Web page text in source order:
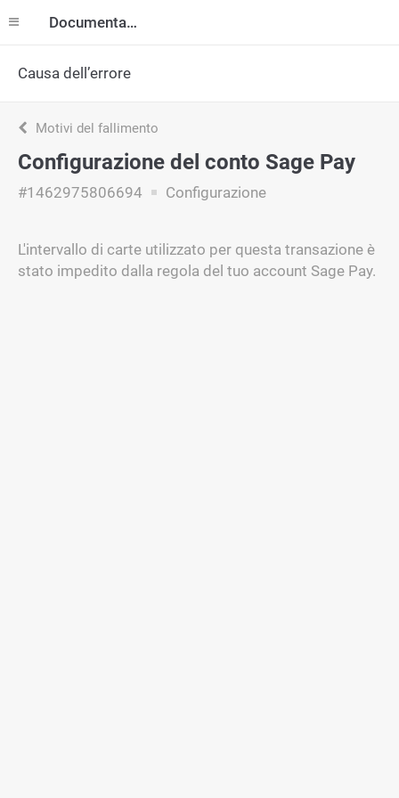
Documentazione
Causa dell’errore
Motivi del fallimento
Configurazione del conto Sage Pay
#1462975806694 Configurazione
L'intervallo di carte utilizzato per questa transazione è
stato impedito dalla regola del tuo account Sage Pay.